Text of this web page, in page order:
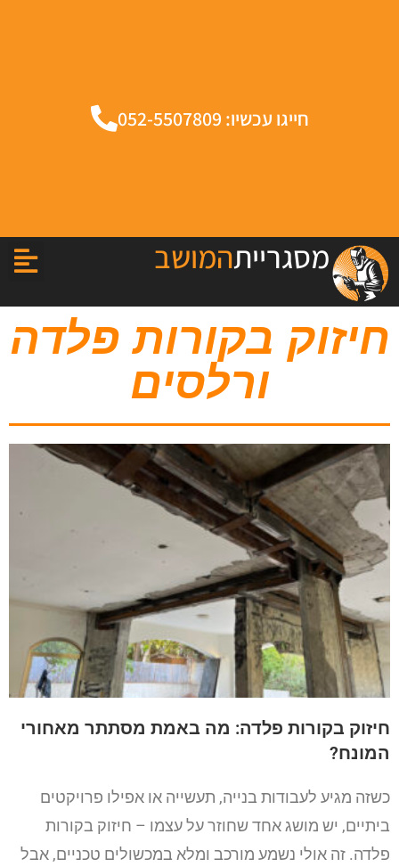
חייגו עכשיו: 052-5507809
מסגרייתהמושב
חיזוק בקורות פלדה
ורלסים
חיזוק בקורות פלדה: מה באמת מסתתר מאחורי
המונח?
כשזה מגיע לעבודות בנייה, תעשייה או אפילו פרויקטים
ביתיים, יש מושג אחד שחוזר על עצמו – חיזוק בקורות
פלדה. זה אולי נשמע מורכב ומלא במכשולים טכניים, אבל